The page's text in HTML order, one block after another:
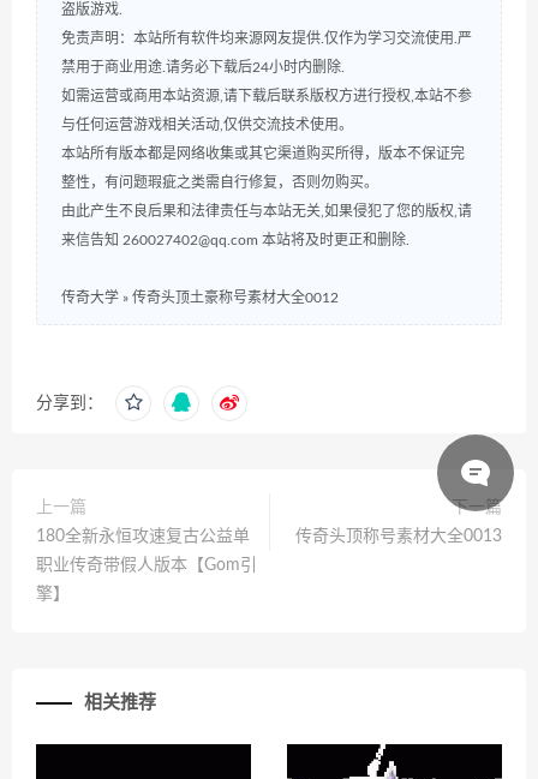
盗版游戏.
免责声明：本站所有软件均来源网友提供.仅作为学习交流使用.严
禁用于商业用途.请务必下载后24小时内删除.
如需运营或商用本站资源,请下载后联系版权方进行授权,本站不参
与任何运营游戏相关活动,仅供交流技术使用。
本站所有版本都是网络收集或其它渠道购买所得，版本不保证完
整性，有问题瑕疵之类需自行修复，否则勿购买。
由此产生不良后果和法律责任与本站无关,如果侵犯了您的版权,请
来信告知 260027402@qq.com 本站将及时更正和删除.
传奇大学 » 传奇头顶土豪称号素材大全0012
分享到：
上一篇
180全新永恒攻速复古公益单
职业传奇带假人版本【Gom引
擎】
下一篇
传奇头顶称号素材大全0013
相关推荐